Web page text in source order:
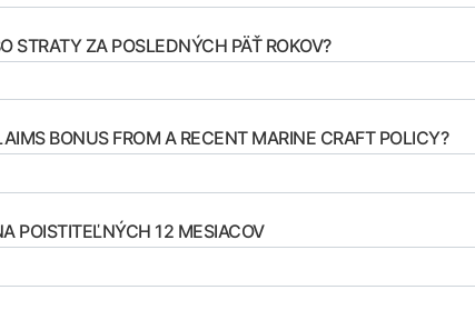
STRATY ZA POSLEDNÝCH PÄŤ ROKOV?
BONUS FROM A RECENT MARINE CRAFT POLICY?
POISTITEĽNÝCH 12 MESIACOV